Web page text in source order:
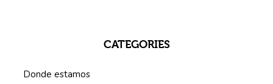
CATEGORIES
Donde estamos